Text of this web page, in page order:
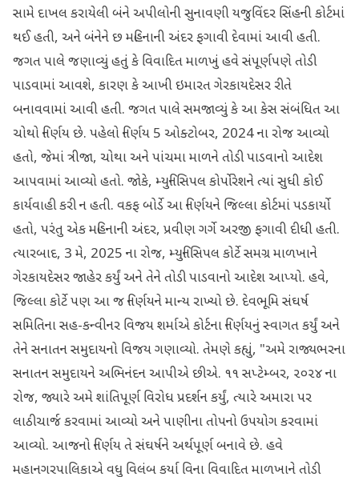
સામે દાખલ કરાયેલી બંને અપીલોની સુનાવણી યજુવિંદર સિંહની કોર્ટમાં
થઈ હતી, અને બંનેને છ મહિનાની અંદર ફગાવી દેવામાં આવી હતી.
જગત પાલે જણાવ્યું હતું કે વિવાદિત માળખું હવે સંપૂર્ણપણે તોડી
પાડવામાં આવશે, કારણ કે આખી ઇમારત ગેરકાયદેસર રીતે
બનાવવામાં આવી હતી. જગત પાલે સમજાવ્યું કે આ કેસ સંબંધિત આ
ચોથો નિર્ણય છે. પહેલો નિર્ણય 5 ઓક્ટોબર, 2024 ના રોજ આવ્યો
હતો, જેમાં ત્રીજા, ચોથા અને પાંચમા માળને તોડી પાડવાનો આદેશ
આપવામાં આવ્યો હતો. જોકે, મ્યુનિસિપલ કોર્પોરેશને ત્યાં સુધી કોઈ
કાર્યવાહી કરી ન હતી. વકફ બોર્ડે આ નિર્ણયને જિલ્લા કોર્ટમાં પડકાર્યો
હતો, પરંતુ એક મહિનાની અંદર, પ્રવીણ ગર્ગે અરજી ફગાવી દીધી હતી.
ત્યારબાદ, 3 મે, 2025 ના રોજ, મ્યુનિસિપલ કોર્ટે સમગ્ર માળખાને
ગેરકાયદેસર જાહેર કર્યું અને તેને તોડી પાડવાનો આદેશ આપ્યો. હવે,
જિલ્લા કોર્ટે પણ આ જ નિર્ણયને માન્ય રાખ્યો છે. દેવભૂમિ સંઘર્ષ
સમિતિના સહ-કન્વીનર વિજય શર્માએ કોર્ટના નિર્ણયનું સ્વાગત કર્યું અને
તેને સનાતન સમુદાયનો વિજય ગણાવ્યો. તેમણે કહ્યું, "અમે રાજ્યભરના
સનાતન સમુદાયને અભિનંદન આપીએ છીએ. ૧૧ સપ્ટેમ્બર, ૨૦૨૪ ના
રોજ, જ્યારે અમે શાંતિપૂર્ણ વિરોધ પ્રદર્શન કર્યું, ત્યારે અમારા પર
લાઠીચાર્જ કરવામાં આવ્યો અને પાણીના તોપનો ઉપયોગ કરવામાં
આવ્યો. આજનો નિર્ણય તે સંઘર્ષને અર્થપૂર્ણ બનાવે છે. હવે
મહાનગરપાલિકાએ વધુ વિલંબ કર્યા વિના વિવાદિત માળખાને તોડી